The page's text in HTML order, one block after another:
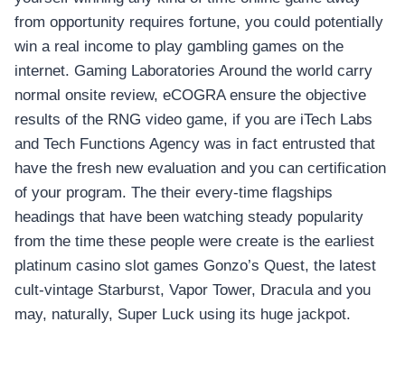
from opportunity requires fortune, you could potentially
win a real income to play gambling games on the
internet. Gaming Laboratories Around the world carry
normal onsite review, eCOGRA ensure the objective
results of the RNG video game, if you are iTech Labs
and Tech Functions Agency was in fact entrusted that
have the fresh new evaluation and you can certification
of your program. The their every-time flagships
headings that have been watching steady popularity
from the time these people were create is the earliest
platinum casino slot games Gonzo’s Quest, the latest
cult-vintage Starburst, Vapor Tower, Dracula and you
may, naturally, Super Luck using its huge jackpot.